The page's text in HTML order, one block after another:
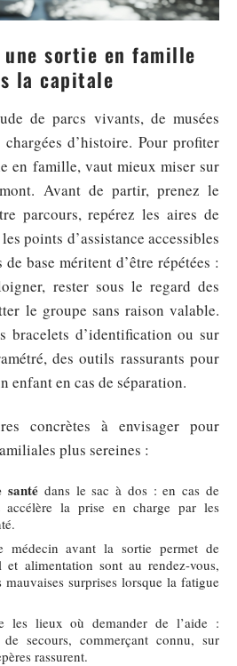
une sortie en famille
la capitale
de parcs vivants, de musées
d’histoire. Pour profiter
en famille, vaut mieux miser sur
Avant de partir, prenez le
parcours, repérez les aires de
points d’assistance accessibles
base méritent d’être répétées :
rester sous le regard des
le groupe sans raison valable.
bracelets d’identification ou sur
des outils rassurants pour
enfant en cas de séparation.
concrètes à envisager pour
plus sereines :
santé dans le sac à dos : en cas de
accélère la prise en charge par les
médecin avant la sortie permet de
alimentation sont au rendez-vous,
surprises lorsque la fatigue
les lieux où demander de l’aide :
de secours, commerçant connu, sur
rassurent.